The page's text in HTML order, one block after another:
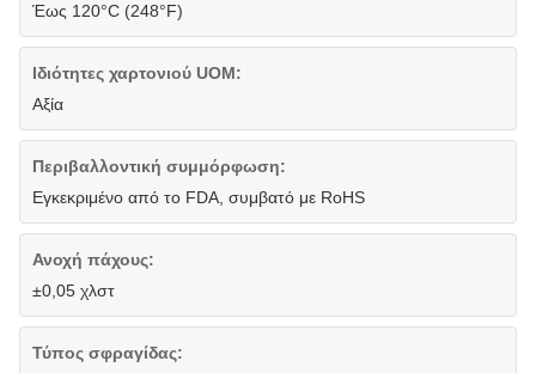
Έως 120°C (248°F)
Ιδιότητες χαρτονιού UOM:
Αξία
Περιβαλλοντική συμμόρφωση:
Εγκεκριμένο από το FDA, συμβατό με RoHS
Ανοχή πάχους:
±0,05 χλστ
Τύπος σφραγίδας: